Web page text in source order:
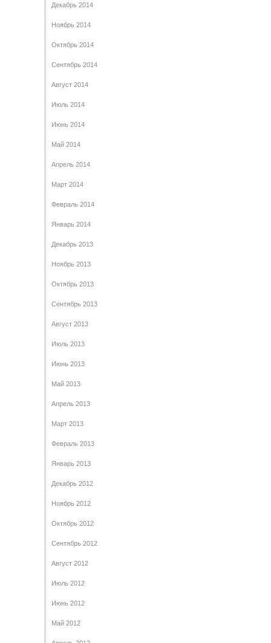
Декабрь 2014
Ноябрь 2014
Октябрь 2014
Сентябрь 2014
Август 2014
Июль 2014
Июнь 2014
Май 2014
Апрель 2014
Март 2014
Февраль 2014
Январь 2014
Декабрь 2013
Ноябрь 2013
Октябрь 2013
Сентябрь 2013
Август 2013
Июль 2013
Июнь 2013
Май 2013
Апрель 2013
Март 2013
Февраль 2013
Январь 2013
Декабрь 2012
Ноябрь 2012
Октябрь 2012
Сентябрь 2012
Август 2012
Июль 2012
Июнь 2012
Май 2012